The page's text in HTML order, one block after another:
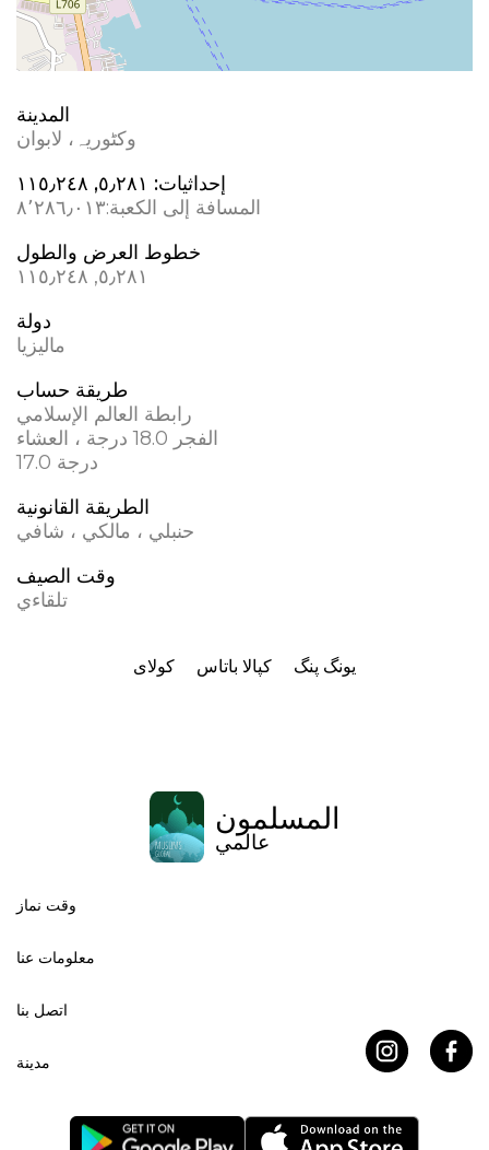
المدينة
وکٹوریہ، لابوان
إحداثيات: ٥٫٢٨١, ١١٥٫٢٤٨
المسافة إلى الكعبة:٨٬٢٨٦٫٠١٣
خطوط العرض والطول
٥٫٢٨١, ١١٥٫٢٤٨
دولة
ماليزيا
طريقة حساب
رابطة العالم الإسلامي
الفجر 18.0 درجة ، العشاء
17.0 درجة
الطريقة القانونية
حنبلي ، مالكي ، شافي
وقت الصيف
تلقاءي
کولای کپالا باتاس یونگ پنگ
المسلمون
عالمي
وقت نماز
معلومات عنا
اتصل بنا
مدينة